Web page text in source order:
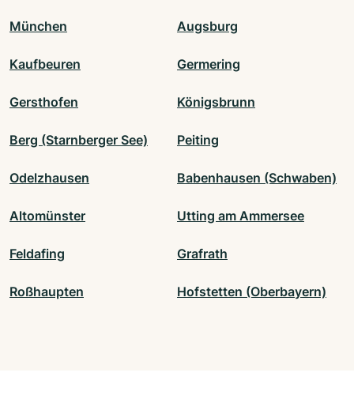
München Augsburg
Kaufbeuren Germering
Gersthofen Königsbrunn
Berg (Starnberger See) Peiting
Odelzhausen Babenhausen (Schwaben)
Altomünster Utting am Ammersee
Feldafing Grafrath
Roßhaupten Hofstetten (Oberbayern)